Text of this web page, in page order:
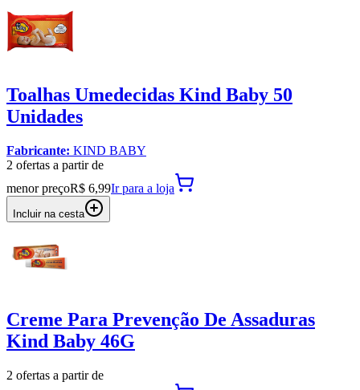
Toalhas Umedecidas Kind Baby 50
Unidades
Fabricante: KIND BABY
2 ofertas a partir de
menor preçoR$ 6,99Ir para a loja
Incluir na cesta
Creme Para Prevenção De Assaduras
Kind Baby 46G
2 ofertas a partir de